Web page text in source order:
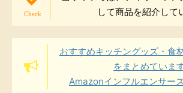
して商品を紹介して
おすすめキッチングッズ・食
をまとめています
Amazonインフルエンサー